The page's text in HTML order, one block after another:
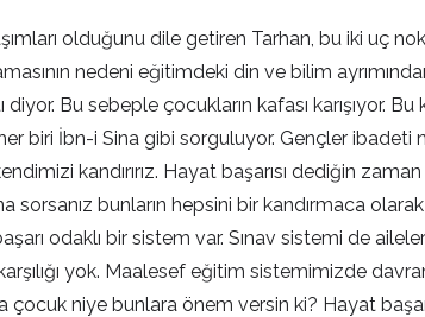
olduğunu dile getiren Tarhan, bu iki uç
nedeni eğitimdeki din ve bilim
Bu sebeple çocukların kafası karışıyor. Bu
biri İbn-i Sina gibi sorguluyor. Gençler ibadeti
kandırırız. Hayat başarısı dediğin
bunların hepsini bir kandırmaca
odaklı bir sistem var. Sınav sistemi de
yok. Maalesef eğitim sistemimizde
niye bunlara önem versin ki? Hayat